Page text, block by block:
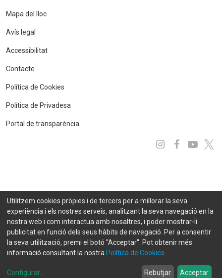
Mapa del lloc
Avís legal
Accessibilitat
Contacte
Política de Cookies
Política de Privadesa
Portal de transparència
Instagram
eCityclic by SEMIC
Utilitzem cookies pròpies i de tercers per a millorar la seva
experiència i els nostres serveis, analitzant la seva navegació en la
nostra web i com interactua amb nosaltres, i poder mostrar-li
publicitat en funció dels seus hàbits de navegació. Per a consentir
la seva utilització, premi el botó "Acceptar". Pot obtenir més
informació consultant la nostra Política de Cookies.
Configurar... Rebutjar Acceptar